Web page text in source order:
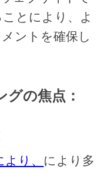
とにより、よ
ントを確保し
の焦点：
り、 により多